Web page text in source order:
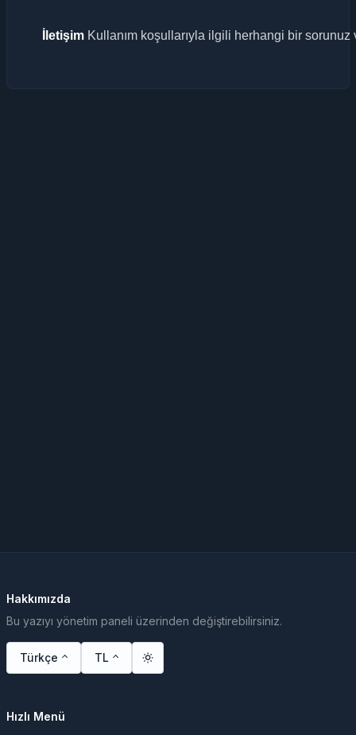
İletişim Kullanım koşullarıyla ilgili herhangi bir
Hakkımızda
Bu yazıyı yönetim paneli üzerinden değiştirebilirsiniz.
Türkçe TL
Hızlı Menü